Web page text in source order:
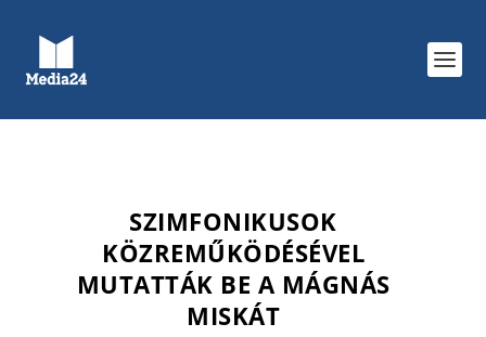
SZIMFONIKUSOK
KÖZREMŰKÖDÉSÉVEL
MUTATTÁK BE A MÁGNÁS
MISKÁT